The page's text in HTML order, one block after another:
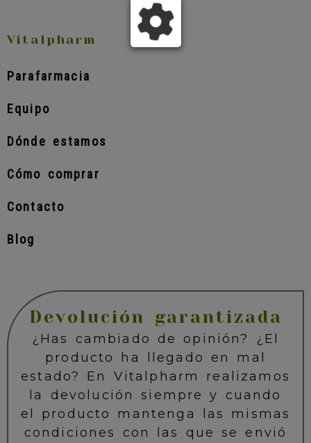
Vitalpharm
Parafarmacia
Equipo
Dónde estamos
Cómo comprar
Contacto
Blog
Devolución garantizada
¿Has cambiado de opinión? ¿El
producto ha llegado en mal
estado? En Vitalpharm realizamos
la devolución siempre y cuando
el producto mantenga las mismas
condiciones con las que se envió